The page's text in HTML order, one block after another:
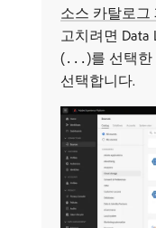
소스 카탈로그
고치려면 Data
(...)를 선택한
선택합니다.